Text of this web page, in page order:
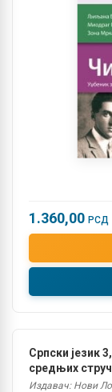
1.360,00 РСД
Српски језик
средњих
Издавач: Нови